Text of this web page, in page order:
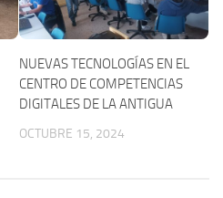
NUEVAS TECNOLOGÍAS EN EL
CENTRO DE COMPETENCIAS
DIGITALES DE LA ANTIGUA
OCTUBRE 15, 2024